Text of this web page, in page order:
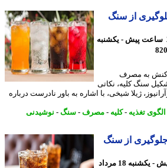
از سنگ
پیش - یکشنبه
به مصرف
سنگ کلیه، نکاتی
ژیلا شیخی، با اشاره به باور نادرست درباره
تغذیه-کلیه-مصرف- سنگ-نوشیدنی
از سنگ
26 ساعت پیش - یکشنبه 18 مرداد